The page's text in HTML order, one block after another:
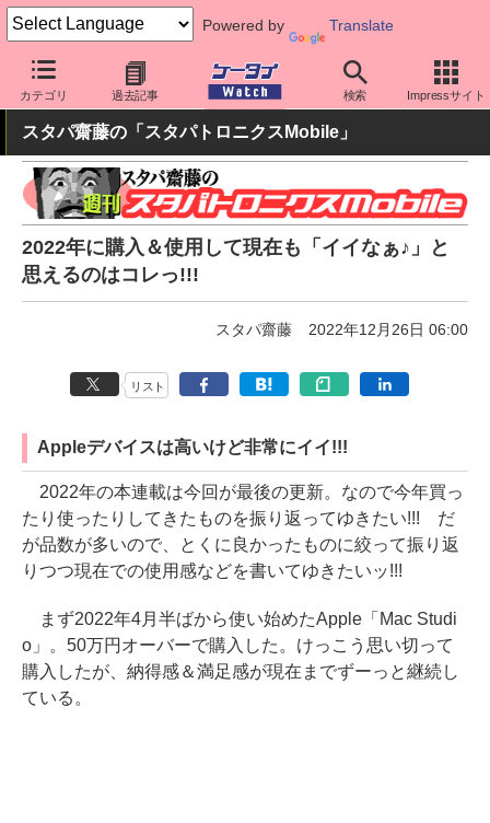
Powered by Translate
カテゴリ 過去記事 検索 Impressサイト
ケータイ Watch OS iPhone (iOS) iPhone本体
スタパ齋藤の「スタパトロニクスMobile」
2022年に購入＆使用して現在も「イイなぁ♪」と
思えるのはコレっ!!!
スタパ齋藤 2022年12月26日 06:00
リスト
Appleデバイスは高いけど非常にイイ!!!
2022年の本連載は今回が最後の更新。なので今年買っ
たり使ったりしてきたものを振り返ってゆきたい!!! だ
が品数が多いので、とくに良かったものに絞って振り返
りつつ現在での使用感などを書いてゆきたいッ!!!
まず2022年4月半ばから使い始めたApple「Mac Studi
o」。50万円オーバーで購入した。けっこう思い切って
購入したが、納得感＆満足感が現在までずーっと継続し
ている。